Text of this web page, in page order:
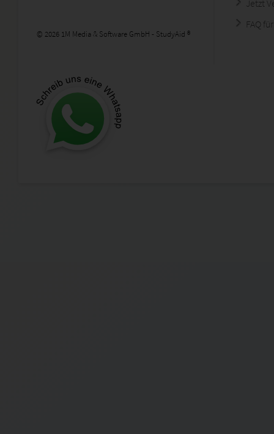
© 2026 1M Media & Software GmbH - StudyAid ®
Jetzt
FAQ